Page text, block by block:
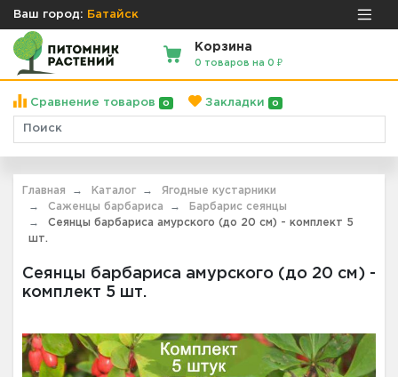
Ваш город: Батайск
Корзина
0 товаров на 0 ₽
Сравнение товаров 0 Закладки 0
Главная Каталог
Ягодные кустарники
Саженцы барбариса
Барбарис сеянцы
Сеянцы барбариса амурского (до 20 см) - комплект 5
шт.
Сеянцы барбариса амурского (до 20 см) -
комплект 5 шт.